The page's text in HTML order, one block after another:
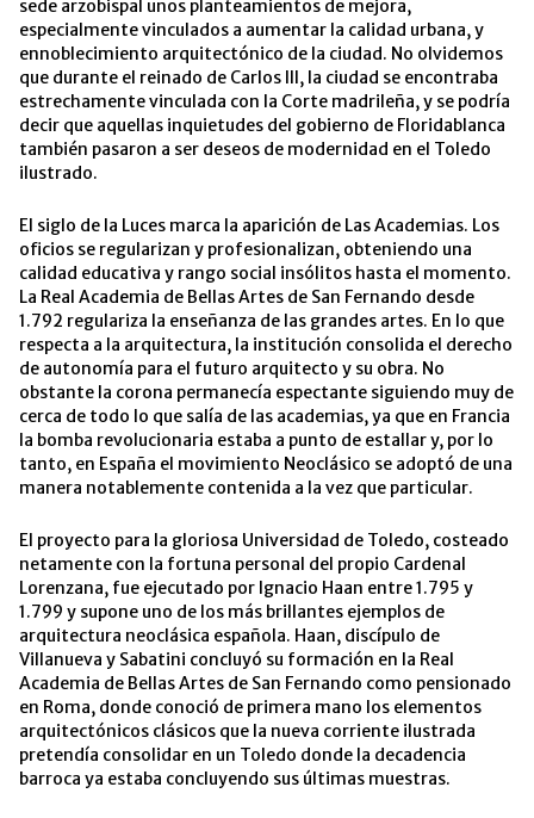
sede arzobispal unos planteamientos de mejora,
especialmente vinculados a aumentar la calidad urbana, y
ennoblecimiento arquitectónico de la ciudad. No olvidemos
que durante el reinado de Carlos III, la ciudad se encontraba
estrechamente vinculada con la Corte madrileña, y se podría
decir que aquellas inquietudes del gobierno de Floridablanca
también pasaron a ser deseos de modernidad en el Toledo
ilustrado.
El siglo de la Luces marca la aparición de Las Academias. Los
oficios se regularizan y profesionalizan, obteniendo una
calidad educativa y rango social insólitos hasta el momento.
La Real Academia de Bellas Artes de San Fernando desde
1.792 regulariza la enseñanza de las grandes artes. En lo que
respecta a la arquitectura, la institución consolida el derecho
de autonomía para el futuro arquitecto y su obra. No
obstante la corona permanecía espectante siguiendo muy de
cerca de todo lo que salía de las academias, ya que en Francia
la bomba revolucionaria estaba a punto de estallar y, por lo
tanto, en España el movimiento Neoclásico se adoptó de una
manera notablemente contenida a la vez que particular.
El proyecto para la gloriosa Universidad de Toledo, costeado
netamente con la fortuna personal del propio Cardenal
Lorenzana, fue ejecutado por Ignacio Haan entre 1.795 y
1.799 y supone uno de los más brillantes ejemplos de
arquitectura neoclásica española. Haan, discípulo de
Villanueva y Sabatini concluyó su formación en la Real
Academia de Bellas Artes de San Fernando como pensionado
en Roma, donde conoció de primera mano los elementos
arquitectónicos clásicos que la nueva corriente ilustrada
pretendía consolidar en un Toledo donde la decadencia
barroca ya estaba concluyendo sus últimas muestras.